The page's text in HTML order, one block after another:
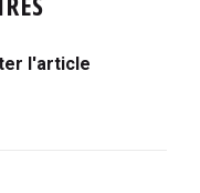
l'article